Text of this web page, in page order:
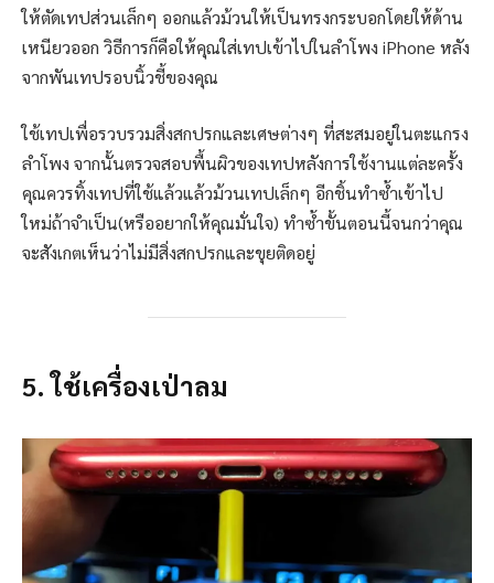
ให้ตัดเทปส่วนเล็กๆ ออกแล้วม้วนให้เป็นทรงกระบอกโดยให้ด้าน
เหนียวออก วิธีการก็คือให้คุณใส่เทปเข้าไปในลำโพง iPhone หลัง
จากพันเทปรอบนิ้วชี้ของคุณ
ใช้เทปเพื่อรวบรวมสิ่งสกปรกและเศษต่างๆ ที่สะสมอยู่ในตะแกรง
ลำโพง จากนั้นตรวจสอบพื้นผิวของเทปหลังการใช้งานแต่ละครั้ง
คุณควรทิ้งเทปที่ใช้แล้วแล้วม้วนเทปเล็กๆ อีกชิ้นทำซ้ำเข้าไป
ใหม่ถ้าจำเป็น(หรืออยากให้คุณมั่นใจ) ทำซ้ำขั้นตอนนี้จนกว่าคุณ
จะสังเกตเห็นว่าไม่มีสิ่งสกปรกและขุยติดอยู่
5. ใช้เครื่องเป่าลม